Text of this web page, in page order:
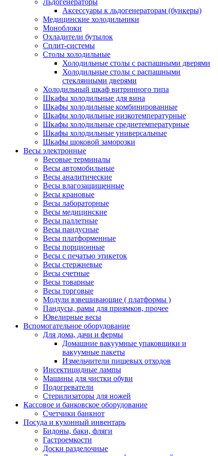
Льдогенераторы
Аксессуары к льдогенераторам (бункеры)
Медицинские холодильники
Моноблоки
Охладители бутылок
Сплит-системы
Столы холодильные
Холодильные столы с распашными дверями
Холодильные столы с распашными
стеклянными дверями
Холодильный шкаф витринного типа
Шкафы холодильные для вина
Шкафы холодильные комбинированные
Шкафы холодильные низкотемпературные
Шкафы холодильные среднетемпературные
Шкафы холодильные универсальные
Шкафы шоковой заморозки
Весы электронные
Весовые терминалы
Весы автомобильные
Весы аналитические
Весы влагозащищенные
Весы крановые
Весы лабораторные
Весы медицинские
Весы паллетные
Весы пандусные
Весы платформенные
Весы порционные
Весы с печатью этикеток
Весы стержневые
Весы счетные
Весы товарные
Весы торговые
Модули взвешивающие ( платформы )
Пандусы, рамы для приямков, прочее
Ювелирные весы
Вспомогательное оборудование
Для дома, дачи и фермы
Домашние вакуумные упаковщики и
вакуумные пакеты
Измельчители пищевых отходов
Инсектицидные лампы
Машины для чистки обуви
Подогреватели
Стерилизаторы для ножей
Кассовое и банковское оборудование
Счетчики банкнот
Посуда и кухонный инвентарь
Бидоны, баки, фляги
Гастроемкости
Доски разделочные